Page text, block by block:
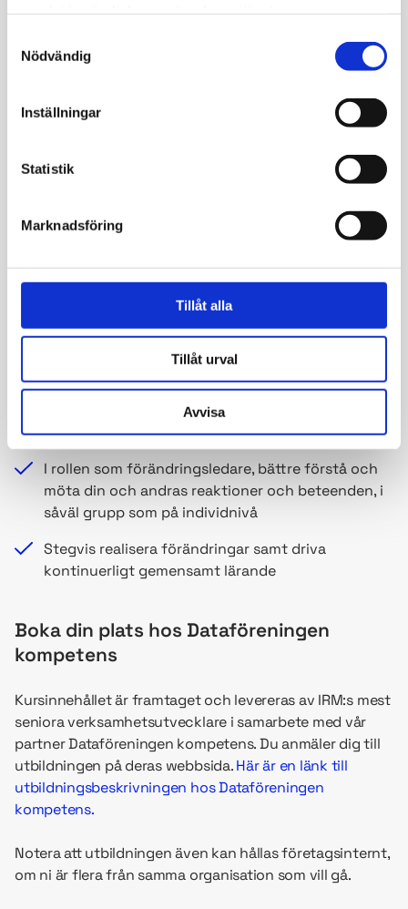
Nödvändig
Inställningar
Statistik
Marknadsföring
Tillåt alla
Tillåt urval
Avvisa
verksamhetsanalys och verksamhets- controlling.
Utbildningsformat
Föreläsningar, praktiska övningar, grupparbeten,
hemuppgifter och uppsatsskrivning.
Du lär dig
Driva en verksamhetsutveckling där du
verksamhet med fokus på kundernas förändrade
Relatera din verksamhetsutveckling till
verksamhets- och affärsstrategier
Använda relevanta modeller som beskriver
verksamhetens olika delar i en helhet och
beroenden mellan dem
I rollen som förändringsledare, bättre förstå och
möta din och andras reaktioner och beteenden, i
såväl grupp som på individnivå
Stegvis realisera förändringar samt driva
kontinuerligt gemensamt lärande
Boka din plats hos Dataföreningen
kompetens
Kursinnehållet är framtaget och levereras av IRM:s mest
seniora verksamhetsutvecklare i samarbete med vår
partner Dataföreningen kompetens. Du anmäler dig till
utbildningen på deras webbsida.Här är en länk till
utbildningsbeskrivningen hos Dataföreningen
kompetens.
Notera att utbildningen även kan hållas företagsinternt,
om ni är flera från samma organisation som vill gå.